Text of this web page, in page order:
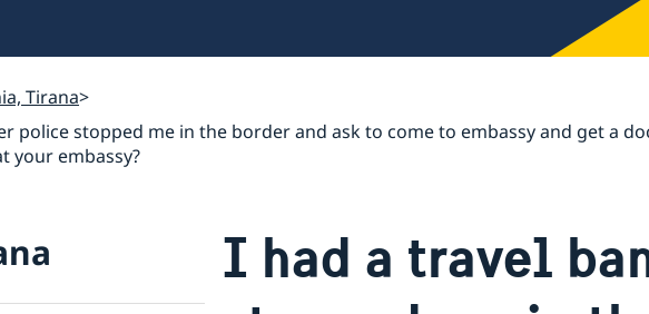
Tirana
police stopped me in the border and ask to come to embassy and get a
your embassy?
I had a travel